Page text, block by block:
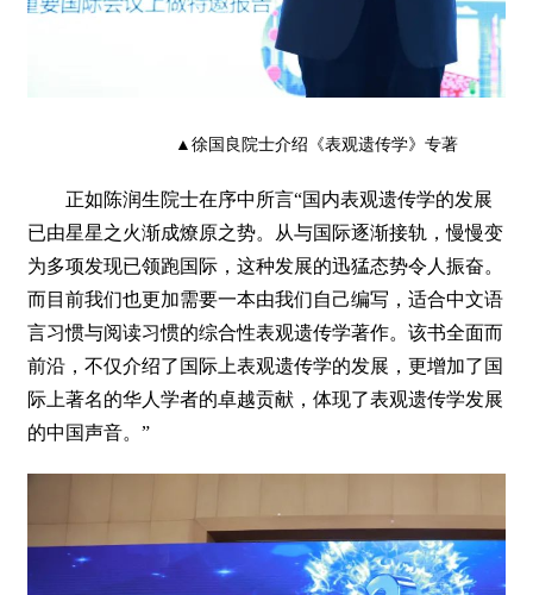
▲徐国良院士介绍《表观遗传学》专著
正如陈润生院士在序中所言“国内表观遗传学的发展
已由星星之火渐成燎原之势。从与国际逐渐接轨，慢慢变
为多项发现已领跑国际，这种发展的迅猛态势令人振奋。
而目前我们也更加需要一本由我们自己编写，适合中文语
言习惯与阅读习惯的综合性表观遗传学著作。该书全面而
前沿，不仅介绍了国际上表观遗传学的发展，更增加了国
际上著名的华人学者的卓越贡献，体现了表观遗传学发展
的中国声音。”